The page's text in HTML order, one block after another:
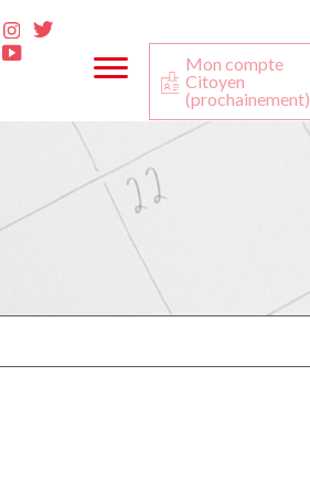
Facebook
InstaTwitter
Youtube
Mon compte
Citoyen
(prochainement)